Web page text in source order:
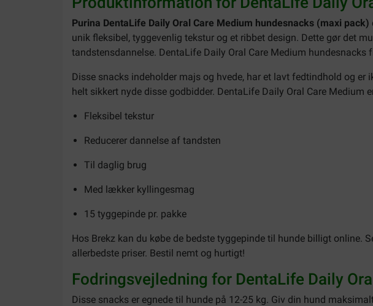
Purina DentaLife Daily Oral Care Medium hundesnacks (maxi pack)
unik fleksibel, tyggevenlig tekstur og et ribbet design. Dette gør det
tandstensdannelse. DentaLife Daily Oral Care Medium
Disse snacks indeholder majs og hvede, har et lavt fedtindhold og
helt sikkert nyde disse godbidder. DentaLife Daily Oral Care
Fleksibel tekstur
Reducerer dannelse af tandsten
Til daglig brug
Med lækker kyllingesmag
15 tyggepinde pr. pakke
Hos Brekz kan du købe de bedste tyggepinde til hunde billigt online.
allerbedste priser. Bestil nemt og hurtigt!
Fodringsvejledning for DentaLife Daily
Disse snacks er egnede til hunde på 12-25 kg. Giv din hund